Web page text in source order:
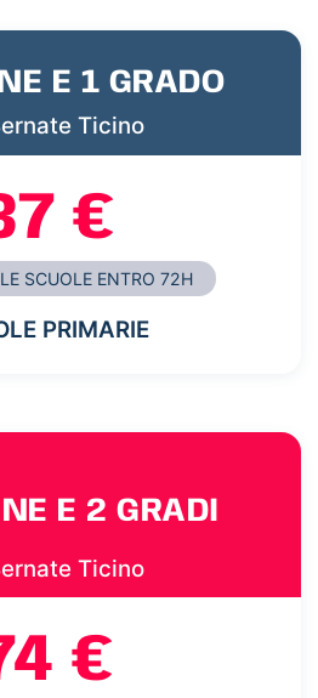
E 1 GRADO
Ticino
€
SCUOLE ENTRO 72H
PRIMARIE
E 2 GRADI
Ticino
€